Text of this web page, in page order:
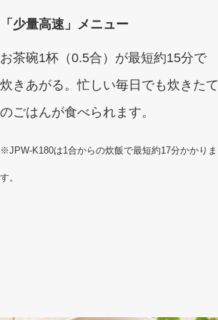
「少量高速」メニュー
お茶碗1杯（0.5合）が最短約15分で
炊きあがる。忙しい毎日でも炊きたて
のごはんが食べられます。
※JPW-K180は1合からの炊飯で最短約17分かかりま
す。